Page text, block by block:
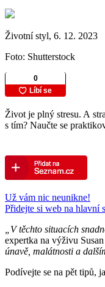
Životní styl, 6. 12. 2023
Foto: Shutterstock
Život je plný stresu. A
s tím? Naučte se
Už vám nic neunikne!
Přidejte si web na hlavní
„V těchto situacích
expertka na výživu
únavě, malátnosti a
Podívejte se na pět tipů,